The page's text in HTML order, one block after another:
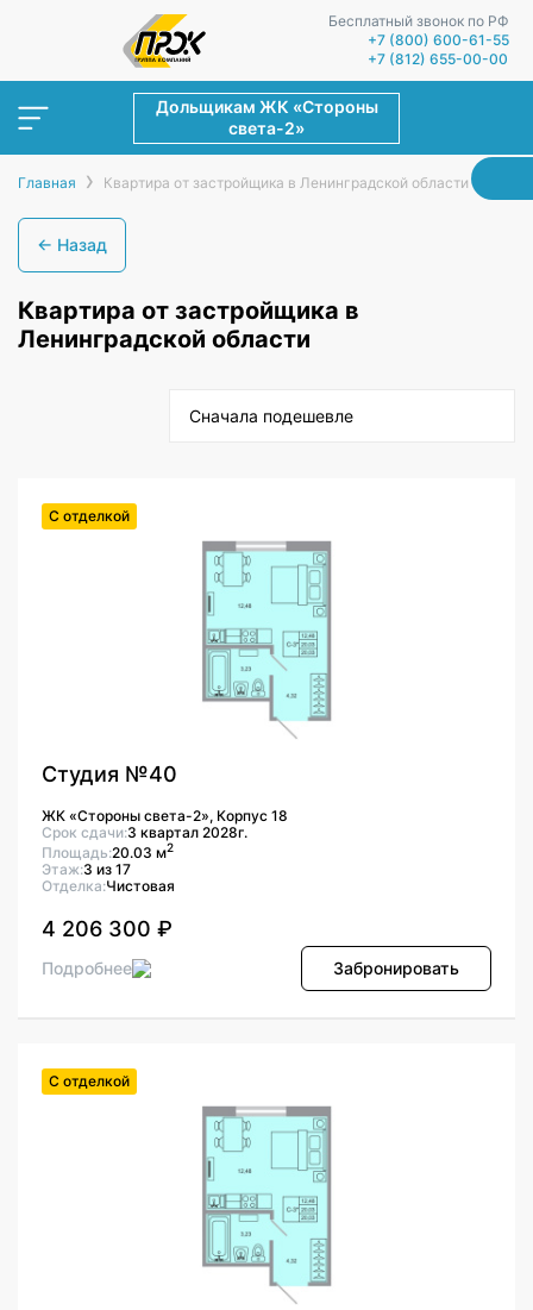
Бесплатный звонок по РФ
+7 (800) 600-61-55
+7 (812) 655-00-00
Дольщикам ЖК «Стороны
света-2»
Главная › Квартира от застройщика в Ленинградской области
← Назад
Квартира от застройщика в
Ленинградской области
Сначала подешевле
С отделкой
Студия №40
ЖК «Стороны света-2», Корпус 18
Срок сдачи:3 квартал 2028г.
Площадь:20.03 м2
Этаж:3 из 17
Отделка:Чистовая
4 206 300 ₽
Подробнее Забронировать
С отделкой